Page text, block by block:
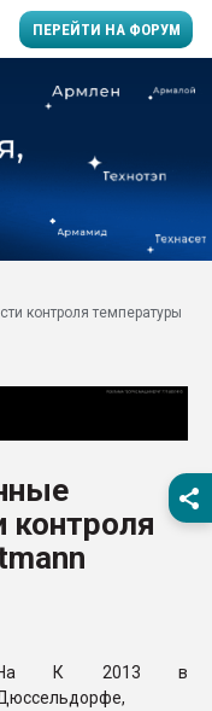
ПЕРЕЙТИ НА ФОРУМ
заводу пластмасс"
первый план в
28.07.2026
ситуацией на
Всё, что касается
контроля температуры
контроля
К 2013 в